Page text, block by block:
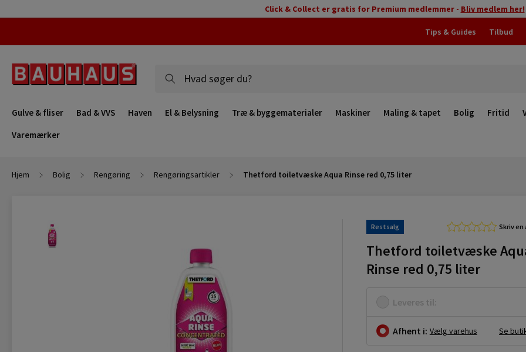
Click & Collect er gratis for Premium medlemmer - Bliv medlem her!
Tips & Guides Tilbud
Gulve & fliser Bad & VVS Haven El & Belysning Træ & byggematerialer Maskiner Maling & tapet Bolig Fritid
Varemærker
Hjem Bolig Rengøring Rengøringsartikler Thetford toiletvæske Aqua Rinse red 0,75 liter
Restsalg Skriv
Thetford toiletvæske
Rinse red 0,75 liter
Leveres til:
Afhent i: Vælg varehus Se